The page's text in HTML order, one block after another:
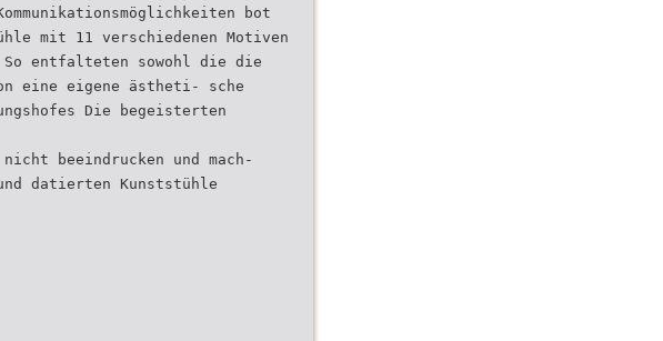
bot
mit 11 verschiedenen Motiven
So entfalteten sowohl die die
eine eigene ästheti- sche
Die begeisterten
beeindrucken und mach-
datierten Kunststühle